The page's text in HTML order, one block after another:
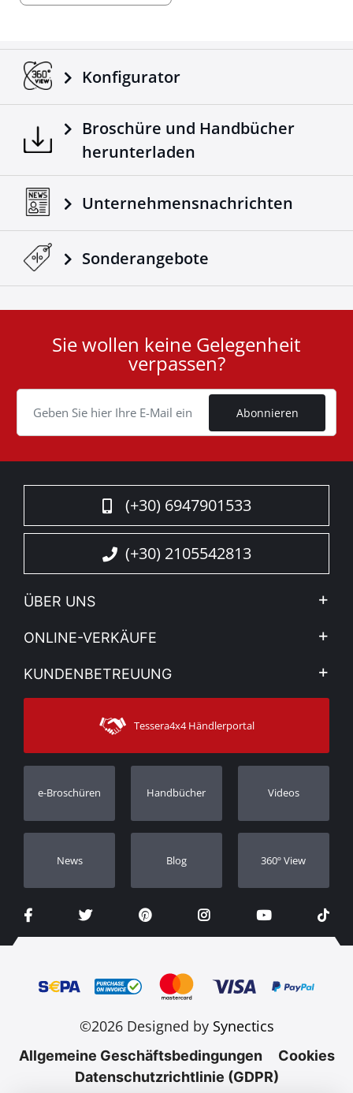
Konfigurator
Broschüre und Handbücher
herunterladen
Unternehmensnachrichten
Sonderangebote
Cookie
Sie wollen keine Gelegenheit
verpassen?
Abonnieren
(+30) 6947901533
(+30) 2105542813
ÜBER UNS
Firma
Sehen Sie unsere Nachrichten
Sitemap
ONLINE-VERKÄUFE
Mein Konto
Versandarten
KUNDENBETREUUNG
Kontakt
Kundendienst
Bestellung verfolgen
Händler
Tessera4x4 Händlerportal
e-Broschüren Handbücher Videos
Νews Blog 360º View
©2026 Designed by Synectics
Allgemeine Geschäftsbedingungen
Cookies
Datenschutzrichtlinie (GDPR)